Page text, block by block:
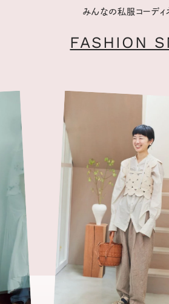
みんなの私服コーディ
FASHION